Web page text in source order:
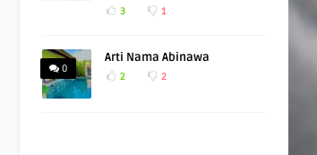
3 1
0
Arti Nama Abinawa
2 2